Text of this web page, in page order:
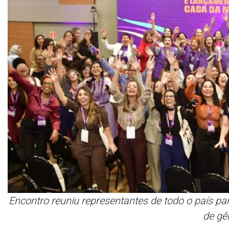
Encontro reuniu representantes de todo o país
de